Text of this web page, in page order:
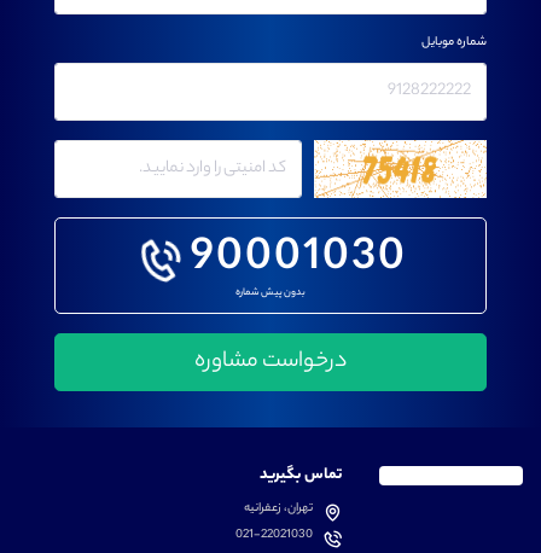
90001030
بدون پیش شماره
شماره موبایل
تماس بگیرید
تهران، زعفرانیه
021-22021030